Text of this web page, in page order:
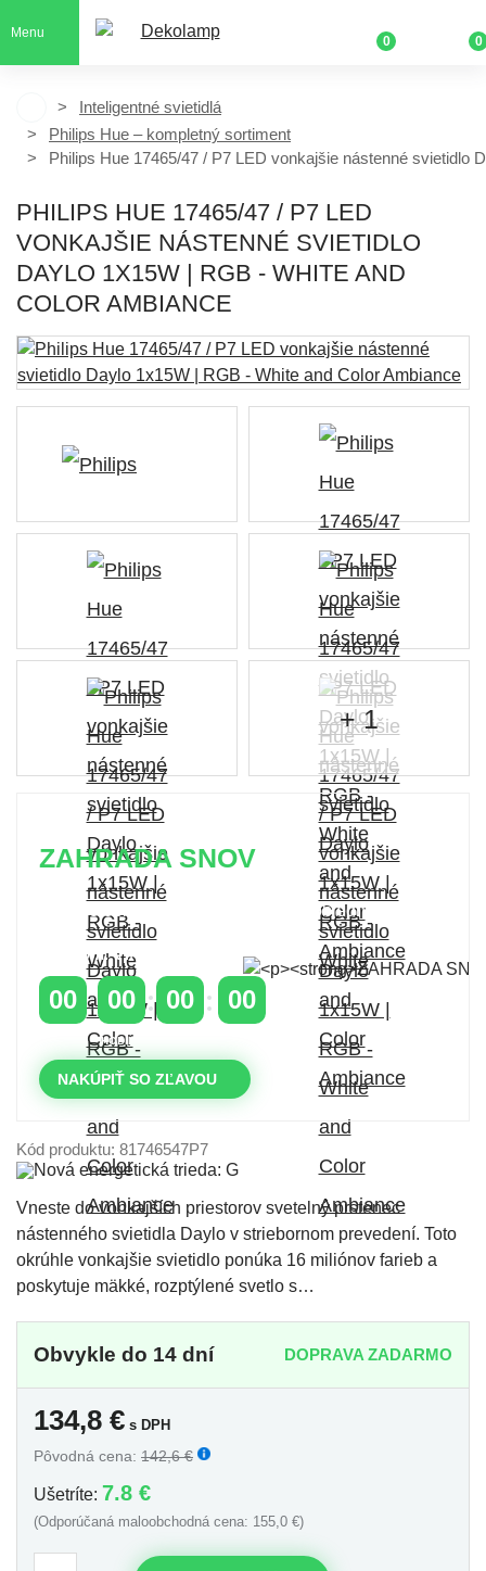
Menu
0 0
Inteligentné svietidlá
Philips Hue – kompletný sortiment
Philips Hue 17465/47 / P7 LED vonkajšie nástenné svietidlo
PHILIPS HUE 17465/47 / P7 LED
VONKAJŠIE NÁSTENNÉ SVIETIDLO
DAYLO 1X15W | RGB - WHITE AND
COLOR AMBIANCE
+ 1
ZAHRADA SNOV
Časovo obmedzená zľava 20 % na objednávky nad
s kódom: VIP20SK
00 00
HODINY
00 00
NAKÚPIŤ SO ZĽAVOU
Kód produktu: 81746547P7
Vneste do vonkajších priestorov svetelný prstenec
nástenného svietidla Daylo v striebornom prevedení. Toto
okrúhle vonkajšie svietidlo ponúka 16 miliónov farieb a
poskytuje mäkké, rozptýlené svetlo s…
Obvykle do 14 dní DOPRAVA ZADARMO
134,8 € s DPH
Pôvodná cena: 142,6 €
Ušetríte: 7.8 €
(Odporúčaná maloobchodná cena: 155,0 €)